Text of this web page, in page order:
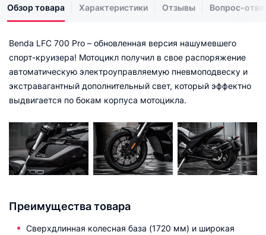
Обзор товара Характеристики Отзывы Вопрос-
Benda LFC 700 Pro – обновленная версия нашумевшего
спорт-круизера! Мотоцикл получил в свое распоряжение
автоматическую электроуправляемую пневмоподвеску и
экстравагантный дополнительный свет, который эффектно
выдвигается по бокам корпуса мотоцикла.
Преимущества товара
Сверхдлинная колесная база (1720 мм) и широкая